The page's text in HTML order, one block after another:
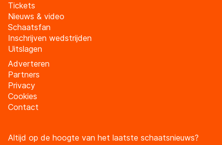
Tickets
Nieuws & video
Schaatsfan
Inschrijven wedstrijden
Uitslagen
Adverteren
Partners
Privacy
Cookies
Contact
Altijd op de hoogte van het laatste schaatsnieuws?